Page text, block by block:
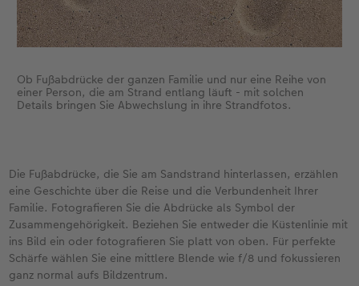
Ob Fußabdrücke der ganzen Familie und nur eine Reihe von
einer Person, die am Strand entlang läuft - mit solchen
Details bringen Sie Abwechslung in ihre Strandfotos.
Die Fußabdrücke, die Sie am Sandstrand hinterlassen, erzählen
eine Geschichte über die Reise und die Verbundenheit Ihrer
Familie. Fotografieren Sie die Abdrücke als Symbol der
Zusammengehörigkeit. Beziehen Sie entweder die Küstenlinie mit
ins Bild ein oder fotografieren Sie platt von oben. Für perfekte
Schärfe wählen Sie eine mittlere Blende wie f/8 und fokussieren
ganz normal aufs Bildzentrum.